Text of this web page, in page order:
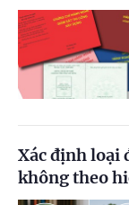
Xác định loại
không theo